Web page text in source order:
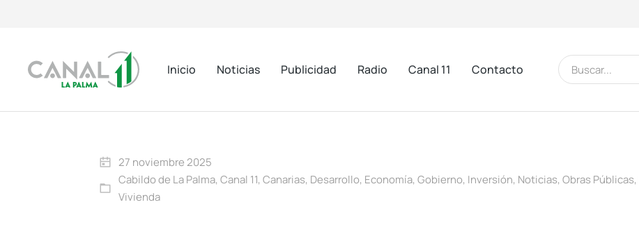
Inicio Noticias Publicidad Radio Canal 11 Contacto
27 noviembre 2025
Cabildo de La Palma, Canal 11, Canarias, Desarrollo, Economía, Gobierno, Inversión, Noticias, Obras Públicas,
Vivienda